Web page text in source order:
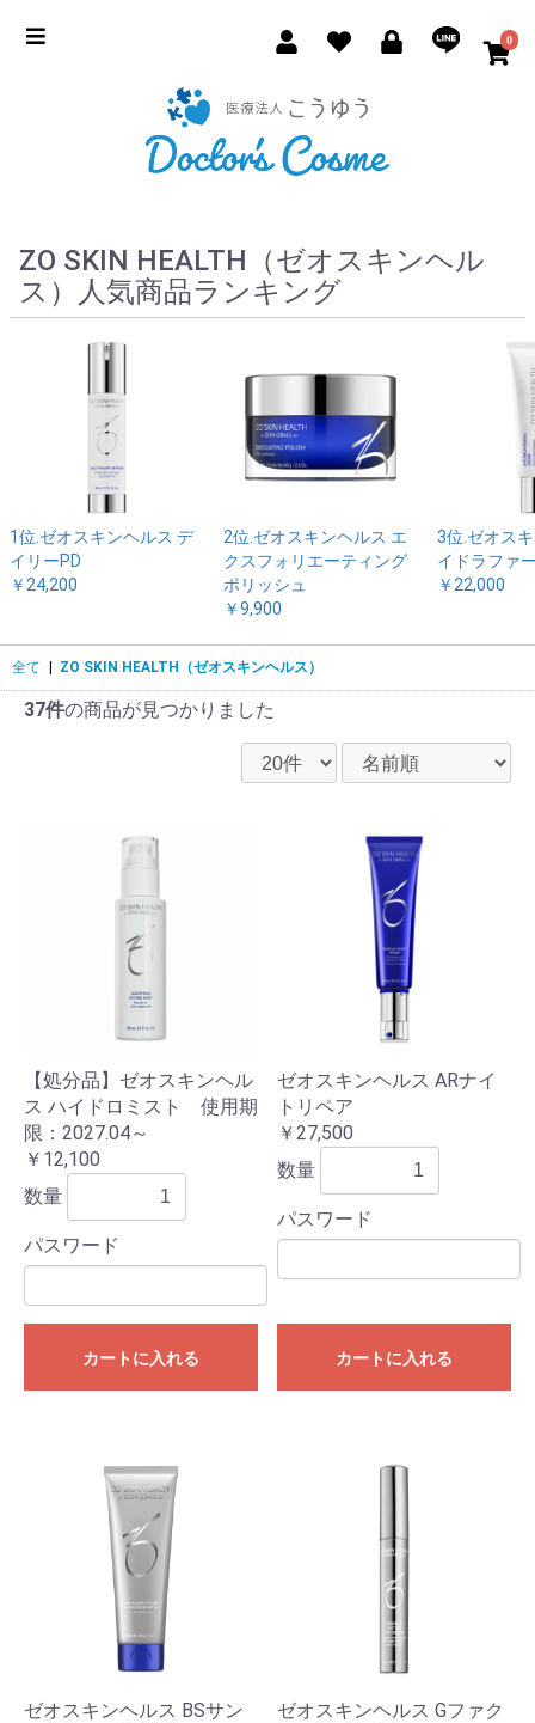
0
ZO SKIN HEALTH（ゼオスキンヘル
ス）人気商品ランキング
1位.ゼオスキンヘルス デ
イリーPD
￥24,200
2位.ゼオスキンヘルス エ
クスフォリエーティング
ポリッシュ
￥9,900
3位.ゼオス
イドラファ
￥22,000
全て | ZO SKIN HEALTH（ゼオスキンヘルス）
37件の商品が見つかりました
【処分品】ゼオスキンヘル
ス ハイドロミスト 使用期
限：2027.04～
￥12,100
数量
パスワード
カートに入れる
ゼオスキンヘルス ARナイ
トリペア
￥27,500
数量
パスワード
カートに入れる
ゼオスキンヘルス BSサン
ゼオスキンヘルス Gファク